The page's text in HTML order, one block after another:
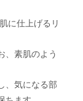
に仕上げるリ
、素肌のよう
、気になる部